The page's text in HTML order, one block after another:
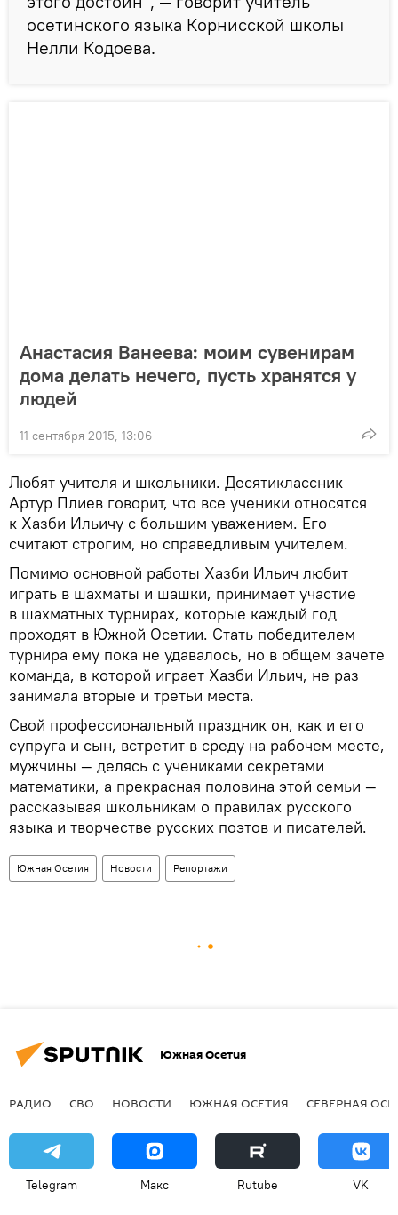
осетинского языка Корнисской школы
Нелли Кодоева.
Анастасия Ванеева: моим сувенирам
дома делать нечего, пусть хранятся у
людей
11 сентября 2015, 13:06
Любят учителя и школьники. Десятиклассник
Артур Плиев говорит, что все ученики относятся
к Хазби Ильичу с большим уважением. Его
считают строгим, но справедливым учителем.
Помимо основной работы Хазби Ильич любит
играть в шахматы и шашки, принимает участие
в шахматных турнирах, которые каждый год
проходят в Южной Осетии. Стать победителем
турнира ему пока не удавалось, но в общем зачете
команда, в которой играет Хазби Ильич, не раз
занимала вторые и третьи места.
Свой профессиональный праздник он, как и его
супруга и сын, встретит в среду на рабочем месте,
мужчины — делясь с учениками секретами
математики, а прекрасная половина этой семьи —
рассказывая школьникам о правилах русского
языка и творчестве русских поэтов и писателей.
Южная Осетия Новости Репортажи
Южная Осетия
РАДИО СВО НОВОСТИ ЮЖНАЯ ОСЕТИЯ СЕВЕРНАЯ
Telegram Макс Rutube VK